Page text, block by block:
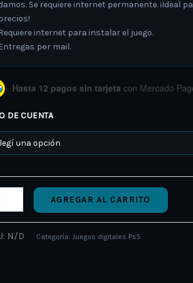
Se requiere internet permanente. ¡Ideal
precios!
Requiere internet para instalar el juego.
Entregas por mail.
Hasta 12 pagos sin tarjeta con Mercado
DE CUENTA
AGREGAR AL CARRITO
N/D Categoría: Juegos digitales Ps5